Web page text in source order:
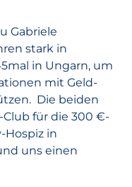
Gabriele
stark in
in Ungarn, um
mit Geld-
Die beiden
Club für die 300 €-
Hospiz in
uns einen